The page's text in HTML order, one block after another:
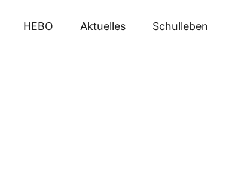
HEBO Aktuelles Schulleben